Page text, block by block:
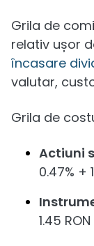
Grila de
relativ ușor
încasare
valutar,
Grila de
Actiuni
0.47% +
1.45